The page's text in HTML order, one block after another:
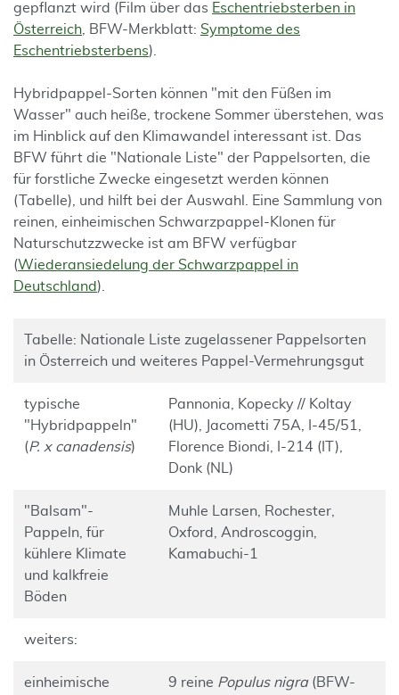
gepflanzt wird (Film über das Eschentriebsterben in
Österreich , BFW-Merkblatt: Symptome des
Eschentriebsterbens).
Hybridpappel-Sorten können "mit den Füßen im
Wasser" auch heiße, trockene Sommer überstehen, was
im Hinblick auf den Klimawandel interessant ist. Das
BFW führt die "Nationale Liste" der Pappelsorten, die
für forstliche Zwecke eingesetzt werden können
(Tabelle), und hilft bei der Auswahl. Eine Sammlung von
reinen, einheimischen Schwarzpappel-Klonen für
Naturschutzzwecke ist am BFW verfügbar
(Wiederansiedelung der Schwarzpappel in
Deutschland ).
Tabelle: Nationale Liste zugelassener Pappelsorten
in Österreich und weiteres Pappel-Vermehrungsgut
typische
"Hybridpappeln"
(P. x canadensis)
Pannonia, Kopecky // Koltay
(HU), Jacometti 75A, I-45/51,
Florence Biondi, I-214 (IT),
Donk (NL)
"Balsam"-
Pappeln, für
kühlere Klimate
und kalkfreie
Böden
Muhle Larsen, Rochester,
Oxford, Androscoggin,
Kamabuchi-1
weiters:
einheimische
9 reine Populus nigra(BFW-